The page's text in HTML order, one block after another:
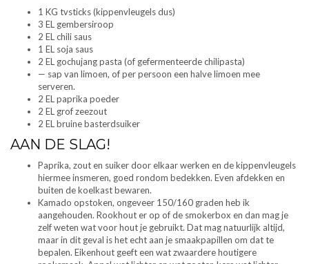
1 KG tvsticks (kippenvleugels dus)
3 EL gembersiroop
2 EL chili saus
1 EL soja saus
2 EL gochujang pasta (of gefermenteerde chilipasta)
— sap van limoen, of per persoon een halve limoen mee
serveren.
2 EL paprika poeder
2 EL grof zeezout
2 EL bruine basterdsuiker
AAN DE SLAG!
Paprika, zout en suiker door elkaar werken en de kippenvleugels
hiermee insmeren, goed rondom bedekken. Even afdekken en
buiten de koelkast bewaren.
Kamado opstoken, ongeveer 150/160 graden heb ik
aangehouden. Rookhout er op of de smokerbox en dan mag je
zelf weten wat voor hout je gebruikt. Dat mag natuurlijk altijd,
maar in dit geval is het echt aan je smaakpapillen om dat te
bepalen. Eikenhout geeft een wat zwaardere houtigere